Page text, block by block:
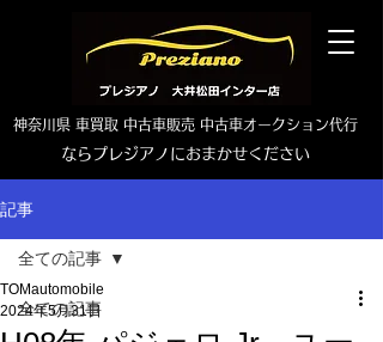
神奈川県 車買取 中古車販売 中古車オークション代行
ならプレジアノにおまかせください
TEL0465-46-6667
記事
全ての記事
全ての記事
TOMautomobile
2024年5月31日